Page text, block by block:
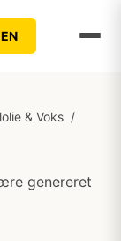
& Voks /
genereret